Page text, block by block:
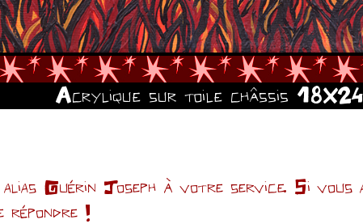
Acrylique sur toile châssis 18X24
Guérin Joseph à votre service. Si vous
répondre !